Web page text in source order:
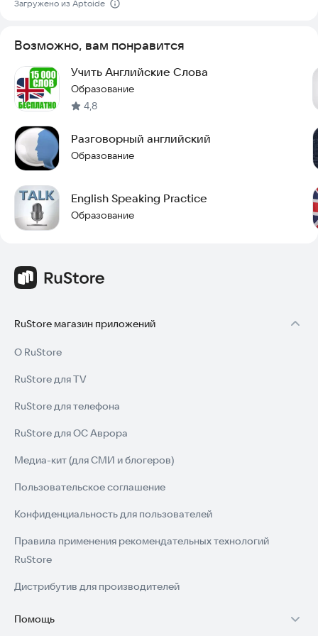
Загружено из Aptoide
Возможно, вам понравится
Учить Английские Слова
Образование
4,8
Разговорный английский
Образование
English Speaking Practice
Образование
RuStore магазин приложений
О RuStore
RuStore для TV
RuStore для телефона
RuStore для ОС Аврора
Медиа-кит (для СМИ и блогеров)
Пользовательское соглашение
Конфиденциальность для пользователей
Правила применения рекомендательных технологий
RuStore
Дистрибутив для производителей
Помощь